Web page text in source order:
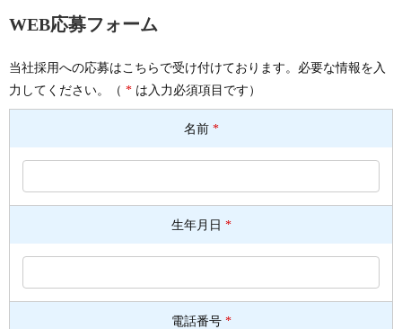
WEB応募フォーム
当社採用への応募はこちらで受け付けております。必要な情報を入
力してください。（ * は入力必須項目です）
名前 *
生年月日 *
電話番号 *